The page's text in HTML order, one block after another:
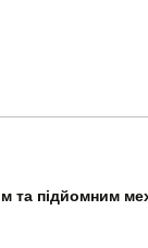
та підйомним